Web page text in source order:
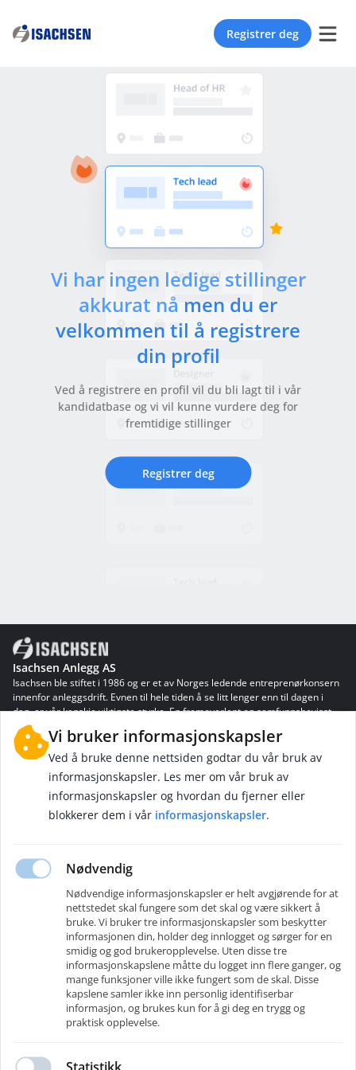
Registrer deg
Vi har ingen ledige stillinger
akkurat nå men du er
velkommen til å registrere
din profil
Ved å registrere en profil vil du bli lagt til i vår
kandidatbase og vi vil kunne vurdere deg for
fremtidige stillinger
Registrer deg
Isachsen Anlegg AS
Isachsen ble stiftet i 1986 og er et av Norges ledende entreprenørkonsern
innenfor anleggsdrift. Evnen til hele tiden å se litt lenger enn til dagen i
dag, er vår kanskje viktigste styrke. En fremoverlent og samfunnsbevisst
forretningsdrift har lagt grunnlaget for over 40 års sammenhengende
vekst. Hver dag møter rundt 300 dyktige fagarbeidere på jobb for å gi sitt
bidrag til at landets infrastruktur hele tiden blir litt bedre og litt tryggere.
I Isachsen ønsker vi oss mennesker som har lyst til å spille hverandre
gode, og som gjennom egeninnsats viser vilje og evne til å bidra til et
arbeidsmiljø hvor det er naturlig å yte sitt aller beste – hver dag.
verdiskapingen og for den enkeltes personlige utvikling. Vi legger stor vekt
på solid intern opplæring for alle medarbeidere og tilbyr en rekke kurs og
sertifiseringer på ulike fagområder. Hos oss vil vi at alle skal komme trygt
hjem fra jobben hver dag! En del av dette handler om et godt og
strukturert HMS-arbeid.
Som ansatt hos oss vil du få både mulighet og ansvar for å utfordre deg
selv. Vi er et resultatorientert selskap og ser etter mennesker som er
ivrige etter å lære, lede og samarbeide for å nå felles mål. Tar du
utfordringen?
Les mer om våre sterke fagmiljøer og vårt unike arbeidsmiljø på
www.isachsenanlegg.no
Vi bruker informasjonskapsler
Ved å bruke denne nettsiden godtar du vår bruk av
informasjonskapsler. Les mer om vår bruk av
informasjonskapsler og hvordan du fjerner eller
blokkerer dem i vår informasjonskapsler.
Nødvendig
Nødvendige informasjonskapsler er helt avgjørende for at
nettstedet skal fungere som det skal og være sikkert å
bruke. Vi bruker tre informasjonskapsler som beskytter
informasjonen din, holder deg innlogget og sørger for en
smidig og god brukeropplevelse. Uten disse tre
informasjonskapslene måtte du logget inn flere ganger, og
mange funksjoner ville ikke fungert som de skal. Disse
kapslene samler ikke inn personlig identifiserbar
informasjon, og brukes kun for å gi deg en trygg og
praktisk opplevelse.